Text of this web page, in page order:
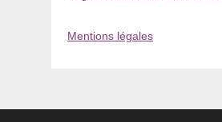
Mentions légales